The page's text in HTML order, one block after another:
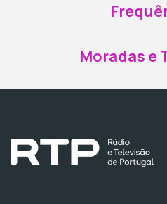
Moradas e